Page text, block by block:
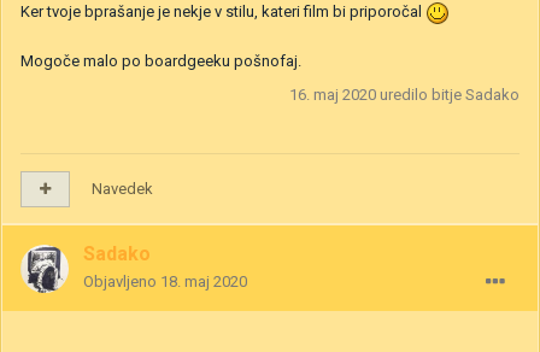
Ker tvoje bprašanje je nekje v stilu, kateri film bi priporočal
Mogoče malo po boardgeeku pošnofaj.
16. maj 2020 uredilo bitje Sadako
Navedek
Sadako
Objavljeno 18. maj 2020